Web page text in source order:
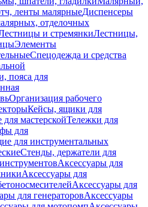
ленты малярныеДиспенсеры
отделочных
и стремянкиЛестницы,
Элементы
Спецодежда и средства
пояса для
Организация рабочего
Кейсы, ящики для
мастерскойТележки для
для
для инструментальных
Стенды, держатели для
Аксессуары для
Аксессуары для
Аксессуары для
для генераторовАксессуары